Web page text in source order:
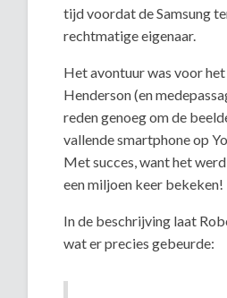
tijd voordat de Samsung
rechtmatige eigenaar.
Het avontuur was voor
Henderson (en
reden genoeg om de
vallende smartphone op
Met succes, want het
een miljoen keer bekeken!
In de beschrijving laat
wat er precies gebeurde: